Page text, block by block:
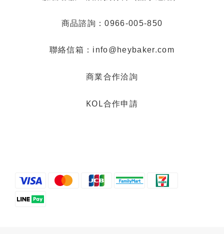
商品諮詢：0966-005-850
聯絡信箱：info@heybaker.com
商業合作洽詢
KOL合作申請
烘焙找材料